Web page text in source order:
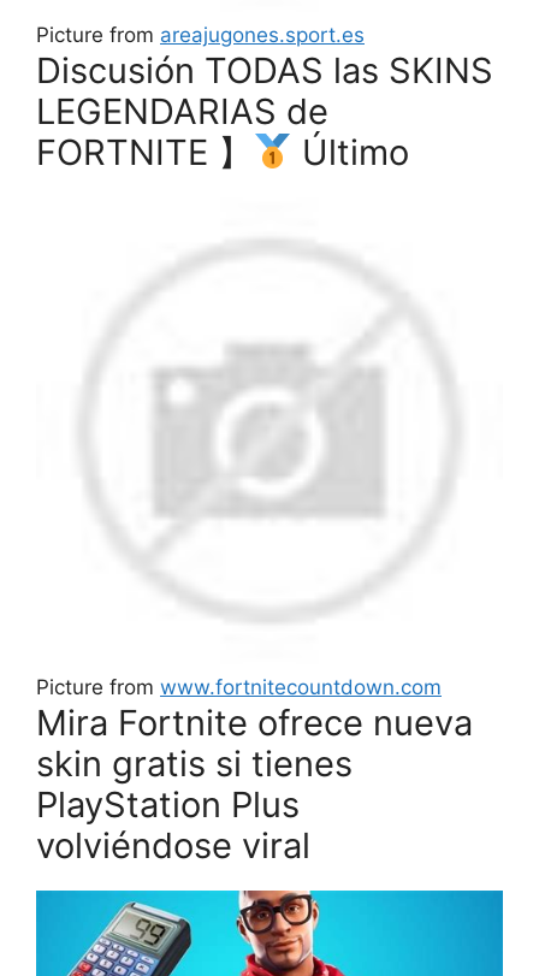
Picture from areajugones.sport.es
Discusión TODAS las SKINS
LEGENDARIAS de
FORTNITE 】
Último
Picture from www.fortnitecountdown.com
Mira Fortnite ofrece nueva
skin gratis si tienes
PlayStation Plus
volviéndose viral